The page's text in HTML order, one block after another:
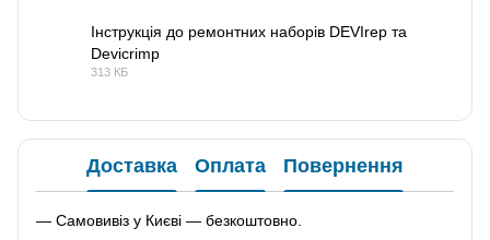
Інструкція до ремонтних наборів DEVIrep та
Devicrimp
313 КБ
Доставка Оплата Повернення
— Самовивіз у Києві — безкоштовно.